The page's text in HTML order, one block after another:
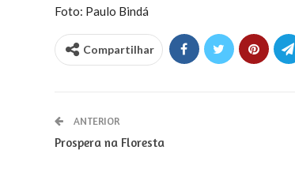
Foto: Paulo Bindá
Compartilhar
ANTERIOR
Prospera na Floresta